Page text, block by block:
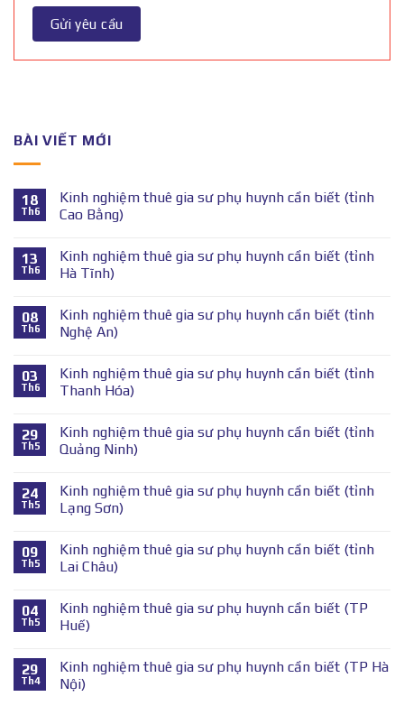
BÀI VIẾT MỚI
18
Th6
Kinh nghiệm thuê gia sư phụ huynh cần biết (tỉnh
Cao Bằng)
13
Th6
Kinh nghiệm thuê gia sư phụ huynh cần biết (tỉnh
Hà Tĩnh)
08
Th6
Kinh nghiệm thuê gia sư phụ huynh cần biết (tỉnh
Nghệ An)
03
Th6
Kinh nghiệm thuê gia sư phụ huynh cần biết (tỉnh
Thanh Hóa)
29
Th5
Kinh nghiệm thuê gia sư phụ huynh cần biết (tỉnh
Quảng Ninh)
24
Th5
Kinh nghiệm thuê gia sư phụ huynh cần biết (tỉnh
Lạng Sơn)
09
Th5
Kinh nghiệm thuê gia sư phụ huynh cần biết (tỉnh
Lai Châu)
04
Th5
Kinh nghiệm thuê gia sư phụ huynh cần biết (TP
Huế)
29
Th4
Kinh nghiệm thuê gia sư phụ huynh cần biết (TP Hà
Nội)